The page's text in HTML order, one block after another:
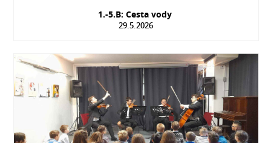
1.-5.B: Cesta vody
29.5.2026